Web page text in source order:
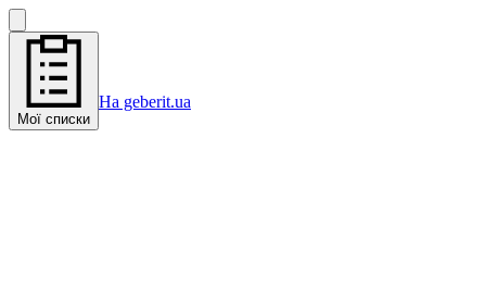
Мої списки
На geberit.ua